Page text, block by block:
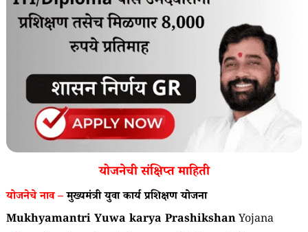
योजनेची संक्षिप्त माहिती
योजनेचे नाव –मुख्यमंत्री युवा कार्य प्रशिक्षण योजना
Mukhyamantri Yuwa karya PrashikshanYojana